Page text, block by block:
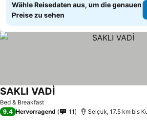
Wähle Reisedaten aus, um die genauen
Preise zu sehen
Bed & Breakfast
SAKLI VADİ
9.4 Hervorragend 11 Selçuk, 17.5 km bis